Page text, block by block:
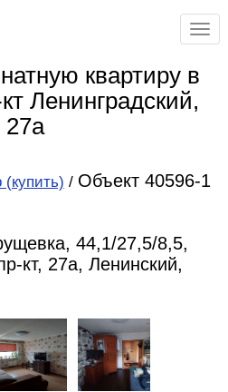
квартиру в
Ленинградский,
27а
(купить) / Объект 40596-1
44,1/27,5/8,5,
кт, 27а, Ленинский,